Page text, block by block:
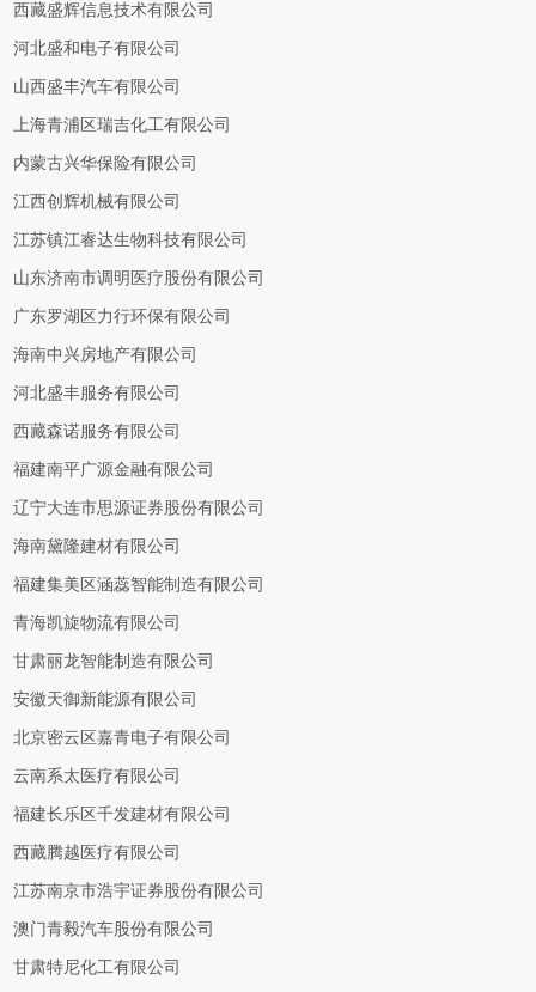
西藏盛辉信息技术有限公司
河北盛和电子有限公司
山西盛丰汽车有限公司
上海青浦区瑞吉化工有限公司
内蒙古兴华保险有限公司
江西创辉机械有限公司
江苏镇江睿达生物科技有限公司
山东济南市调明医疗股份有限公司
广东罗湖区力行环保有限公司
海南中兴房地产有限公司
河北盛丰服务有限公司
西藏森诺服务有限公司
福建南平广源金融有限公司
辽宁大连市思源证券股份有限公司
海南黛隆建材有限公司
福建集美区涵蕊智能制造有限公司
青海凯旋物流有限公司
甘肃丽龙智能制造有限公司
安徽天御新能源有限公司
北京密云区嘉青电子有限公司
云南系太医疗有限公司
福建长乐区千发建材有限公司
西藏腾越医疗有限公司
江苏南京市浩宇证券股份有限公司
澳门青毅汽车股份有限公司
甘肃特尼化工有限公司